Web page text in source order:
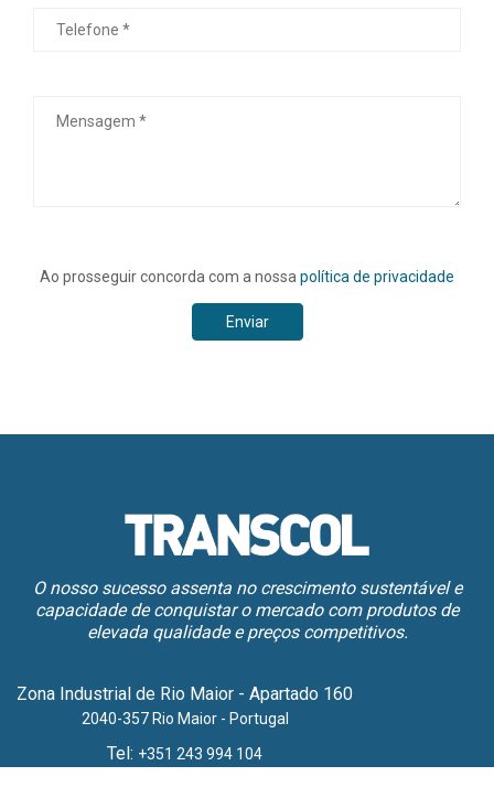
Ao prosseguir concorda com a nossa política de privacidade
Enviar
O nosso sucesso assenta no crescimento sustentável e
capacidade de conquistar o mercado com produtos de
elevada qualidade e preços competitivos.
Zona Industrial de Rio Maior - Apartado 160
2040-357 Rio Maior - Portugal
Tel: +351 243 994 104